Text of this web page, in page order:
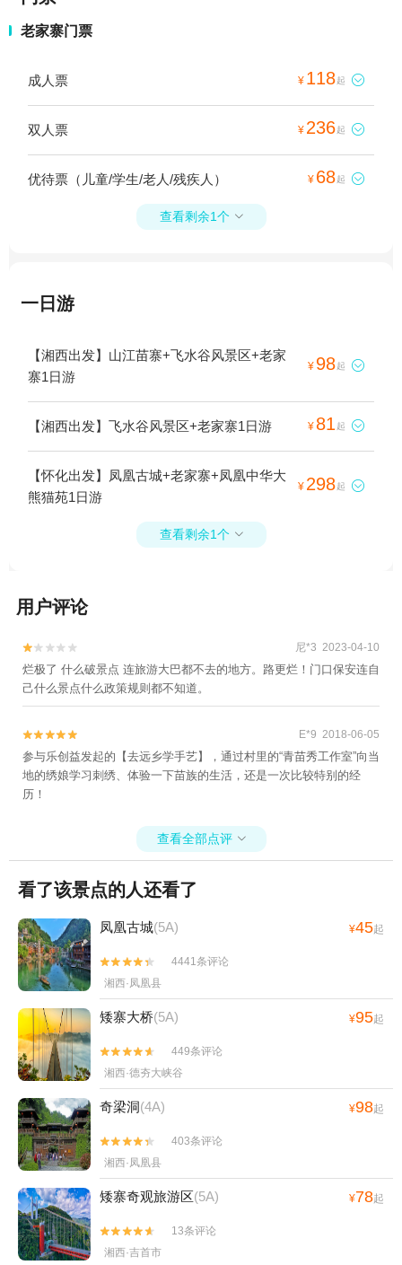
老家寨门票
成人票 ¥ 118起 
双人票 ¥ 236起 
优待票（儿童/学生/老人/残疾人） ¥ 68起 
查看剩余1个 
一日游
【湘西出发】山江苗寨+飞水谷风景区+老家
寨1日游
¥ 98起 
【湘西出发】飞水谷风景区+老家寨1日游 ¥ 81 起 
【怀化出发】凤凰古城+老家寨+凤凰中华大
熊猫苑1日游
¥ 298起 
查看剩余1个 
用户评论

 尼*3 2023-04-10
烂极了 什么破景点 连旅游大巴都不去的地方。路更烂！门口保安连自
己什么景点什么政策规则都不知道。

 E*9 2018-06-05
参与乐创益发起的【去远乡学手艺】，通过村里的“青苗秀工作室”向当
地的绣娘学习刺绣、体验一下苗族的生活，还是一次比较特别的经
历！
查看全部点评 
看了该景点的人还看了
凤凰古城(5A) ¥45起


4441条评论
湘西·凤凰县
矮寨大桥(5A) ¥95起


449条评论
湘西·德夯大峡谷
奇梁洞(4A) ¥98起


403条评论
湘西·凤凰县
矮寨奇观旅游区(5A) ¥78起


13条评论
湘西·吉首市